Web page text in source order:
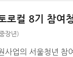
로컬 8기 참여
장년)
업의 서울청년